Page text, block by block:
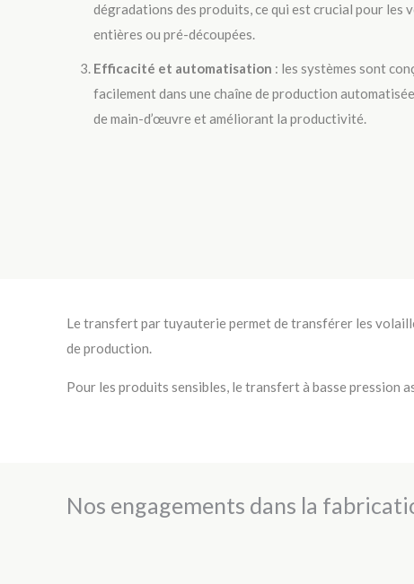
dégradations des produits, ce qui est crucial pour les
entières ou pré-découpées.
Efficacité et automatisation : les systèmes sont
facilement dans une chaîne de production
de main-d’œuvre et améliorant la productivité.
Le transfert par tuyauterie permet de transférer les
de production.
Pour les produits sensibles, le transfert à basse pression
Nos engagements dans la